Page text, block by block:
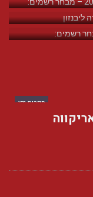
ספרות יפן